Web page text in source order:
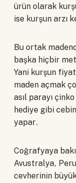
ürün olarak
ise kurşun arzı
Bu ortak
başka hiçbir
Yani kurşun
maden açmak
asıl parayı
hediye gibi
yapar.
Coğrafyaya
Avustralya,
cevherinin